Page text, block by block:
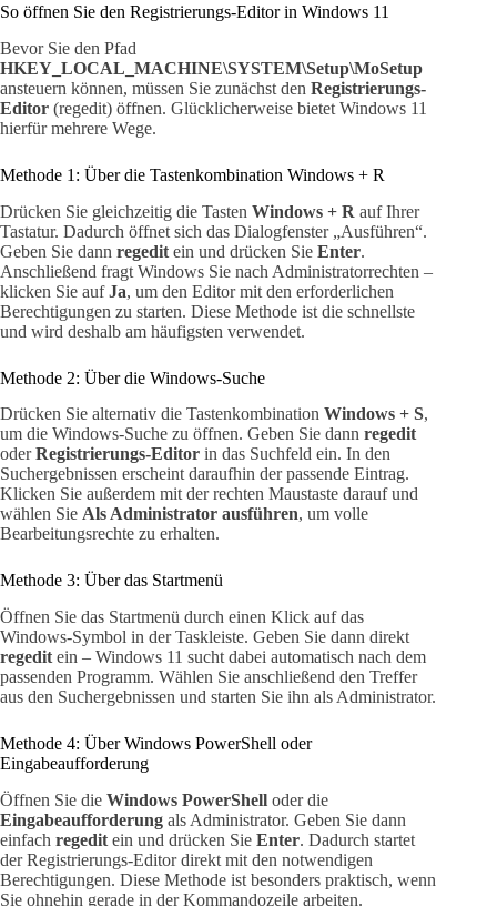
So öffnen Sie den Registrierungs-Editor in Windows 11
Bevor Sie den Pfad
HKEY_LOCAL_MACHINE\SYSTEM\Setup\MoSetup
ansteuern können, müssen Sie zunächst den Registrierungs-
Editor (regedit) öffnen. Glücklicherweise bietet Windows 11
hierfür mehrere Wege.
Methode 1: Über die Tastenkombination Windows + R
Drücken Sie gleichzeitig die Tasten Windows + R auf Ihrer
Tastatur. Dadurch öffnet sich das Dialogfenster „Ausführen“.
Geben Sie dann regedit ein und drücken Sie Enter.
Anschließend fragt Windows Sie nach Administratorrechten –
klicken Sie aufJa, um den Editor mit den erforderlichen
Berechtigungen zu starten. Diese Methode ist die schnellste
und wird deshalb am häufigsten verwendet.
Methode 2: Über die Windows-Suche
Drücken Sie alternativ die Tastenkombination Windows + S,
um die Windows-Suche zu öffnen. Geben Sie dann regedit
oderRegistrierungs-Editor in das Suchfeld ein. In den
Suchergebnissen erscheint daraufhin der passende Eintrag.
Klicken Sie außerdem mit der rechten Maustaste darauf und
wählen Sie Als Administrator ausführen, um volle
Bearbeitungsrechte zu erhalten.
Methode 3: Über das Startmenü
Öffnen Sie das Startmenü durch einen Klick auf das
Windows-Symbol in der Taskleiste. Geben Sie dann direkt
regedit ein – Windows 11 sucht dabei automatisch nach dem
passenden Programm. Wählen Sie anschließend den Treffer
aus den Suchergebnissen und starten Sie ihn als Administrator.
Methode 4: Über Windows PowerShell oder
Eingabeaufforderung
Öffnen Sie die Windows PowerShell oder die
Eingabeaufforderung als Administrator. Geben Sie dann
einfach regedit ein und drücken Sie Enter. Dadurch startet
der Registrierungs-Editor direkt mit den notwendigen
Berechtigungen. Diese Methode ist besonders praktisch, wenn
Sie ohnehin gerade in der Kommandozeile arbeiten.